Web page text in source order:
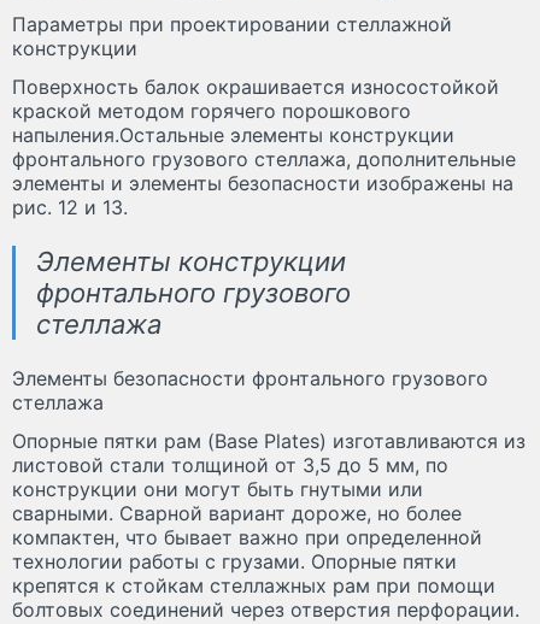
Параметры при проектировании стеллажной
конструкции
Поверхность балок окрашивается износостойкой
краской методом горячего порошкового
напыления.Остальные элементы конструкции
фронтального грузового стеллажа, дополнительные
элементы и элементы безопасности изображены на
рис. 12 и 13.
Элементы конструкции
фронтального грузового
стеллажа
Элементы безопасности фронтального грузового
стеллажа
Опорные пятки рам (Base Plates) изготавливаются из
листовой стали толщиной от 3,5 до 5 мм, по
конструкции они могут быть гнутыми или
сварными. Сварной вариант дороже, но более
компактен, что бывает важно при определенной
технологии работы с грузами. Опорные пятки
крепятся к стойкам стеллажных рам при помощи
болтовых соединений через отверстия перфорации.